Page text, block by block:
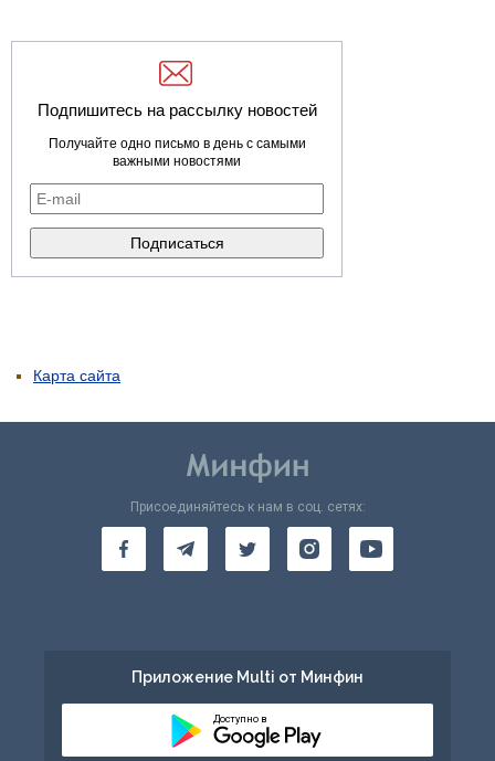
Подпишитесь на рассылку новостей
Получайте одно письмо в день с самыми
важными новостями
Карта сайта
Присоединяйтесь к нам в соц. сетях:
Приложение Multi от Минфин
Доступно в